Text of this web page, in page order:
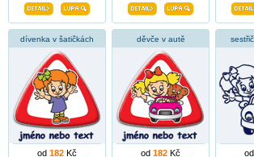
dívenka v šatičkách
od 182 Kč
děvče v autě
od 182 Kč od